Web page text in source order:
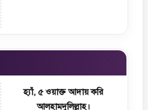
হ্যাঁ, ৫ ওয়াক্ত আদায় করি
আলহামদুলিল্লাহ।